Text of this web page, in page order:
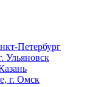
Петербург
Ульяновск
г. Омск